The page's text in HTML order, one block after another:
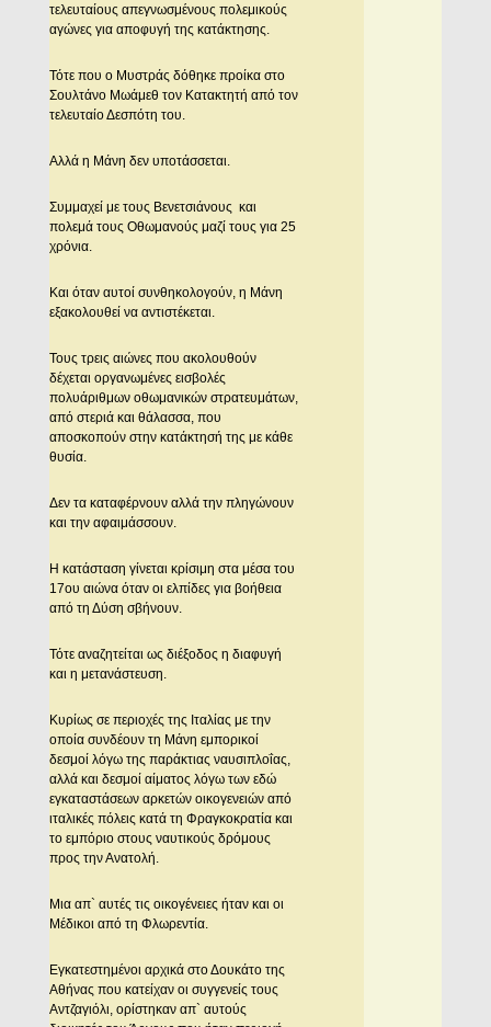
τελευταίους απεγνωσμένους πολεμικούς
αγώνες για αποφυγή της κατάκτησης.
Τότε που ο Μυστράς δόθηκε προίκα στο
Σουλτάνο Μωάμεθ τον Κατακτητή από τον
τελευταίο Δεσπότη του.
Αλλά η Μάνη δεν υποτάσσεται.
Συμμαχεί με τους Βενετσιάνους και
πολεμά τους Οθωμανούς μαζί τους για 25
χρόνια.
Και όταν αυτοί συνθηκολογούν, η Μάνη
εξακολουθεί να αντιστέκεται.
Τους τρεις αιώνες που ακολουθούν
δέχεται οργανωμένες εισβολές
πολυάριθμων οθωμανικών στρατευμάτων,
από στεριά και θάλασσα, που
αποσκοπούν στην κατάκτησή της με κάθε
θυσία.
Δεν τα καταφέρνουν αλλά την πληγώνουν
και την αφαιμάσσουν.
Η κατάσταση γίνεται κρίσιμη στα μέσα του
17ου αιώνα όταν οι ελπίδες για βοήθεια
από τη Δύση σβήνουν.
Τότε αναζητείται ως διέξοδος η διαφυγή
και η μετανάστευση.
Κυρίως σε περιοχές της Ιταλίας με την
οποία συνδέουν τη Μάνη εμπορικοί
δεσμοί λόγω της παράκτιας ναυσιπλοΐας,
αλλά και δεσμοί αίματος λόγω των εδώ
εγκαταστάσεων αρκετών οικογενειών από
ιταλικές πόλεις κατά τη Φραγκοκρατία και
το εμπόριο στους ναυτικούς δρόμους
προς την Ανατολή.
Μια απ` αυτές τις οικογένειες ήταν και οι
Μέδικοι από τη Φλωρεντία.
Εγκατεστημένοι αρχικά στο Δουκάτο της
Αθήνας που κατείχαν οι συγγενείς τους
Αντζαγιόλι, ορίστηκαν απ` αυτούς